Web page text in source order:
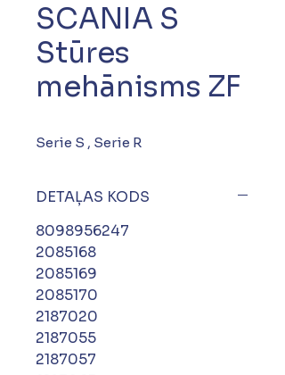
SCANIA S
Stūres
mehānisms ZF
Serie S , Serie R
DETAĻAS KODS
8098956247
2085168
2085169
2085170
2187020
2187055
2187057